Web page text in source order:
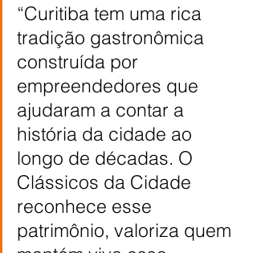
“Curitiba tem uma rica
tradição gastronômica
construída por
empreendedores que
ajudaram a contar a
história da cidade ao
longo de décadas. O
Clássicos da Cidade
reconhece esse
patrimônio, valoriza quem